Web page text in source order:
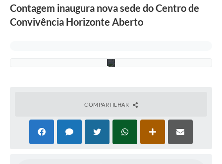
Contagem inaugura nova sede do Centro de
Convivência Horizonte Aberto
l
a
COMPARTILHAR